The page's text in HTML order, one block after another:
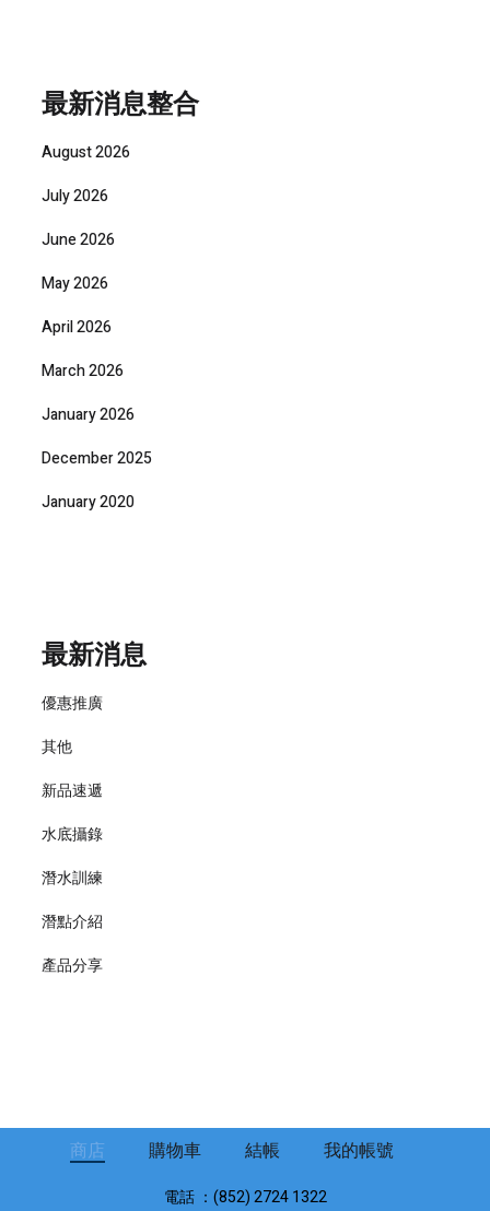
最新消息整合
August 2026
July 2026
June 2026
May 2026
April 2026
March 2026
January 2026
December 2025
January 2020
最新消息
優惠推廣
其他
新品速遞
水底攝錄
潛水訓練
潛點介紹
產品分享
商店 購物車 結帳 我的帳號
電話 ：(852) 2724 1322